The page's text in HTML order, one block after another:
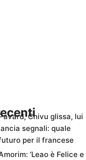
Chivu glissa, lui
segnali: quale
per il francese
‘Leao è Felice e